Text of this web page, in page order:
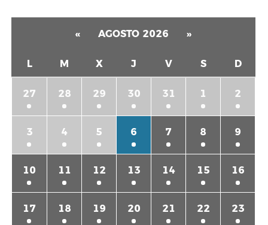
« AGOSTO 2026 »
L M X J V S D
27 28 29 30 31 1 2
3 4 5 6 7 8 9
10 11 12 13 14 15 16
17 18 19 20 21 22 23